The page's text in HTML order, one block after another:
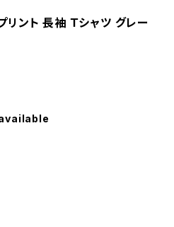
ント 長袖 Ｔシャツ グレー